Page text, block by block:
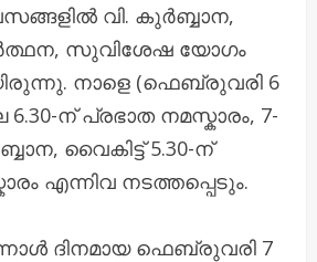
വി. കുർബ്ബാന,
സുവിശേഷ യോഗം
നാളെ (ഫെബ്രുവരി 6
6.30-ന് പ്രഭാത നമസ്കാരം, 7-
വൈകിട്ട് 5.30-ന്
എന്നിവ നടത്തപ്പെടും.
ദിനമായ ഫെബ്രുവരി 7